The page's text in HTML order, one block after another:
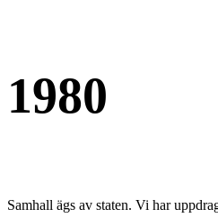
1980
Samhall ägs av staten. Vi har